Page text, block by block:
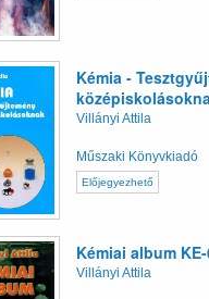
Kémia -
Villányi Attila
Műszaki Könyvkiadó
Előjegyezhető
Kémiai album KE-
Villányi Attila